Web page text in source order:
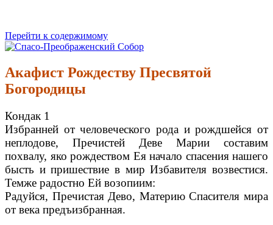
Перейти к содержимому
Спасо-Преображенский Собор
Спасо-Преображенский кафедральный Собор Новокузнецк
Акафист Рождеству Пресвятой
Богородицы
Кондак 1
Избранней от человеческого рода и рождшейся от
неплодове, Пречистей Деве Марии составим
похвалу, яко рождеством Ея начало спасения нашего
бысть и пришествие в мир Избавителя возвестися.
Темже радостно Ей возопиим:
Радуйся, Пречистая Дево, Материю Спасителя мира
от века предъизбранная.